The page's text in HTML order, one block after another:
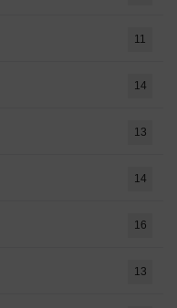
11
14
13
14
16
13